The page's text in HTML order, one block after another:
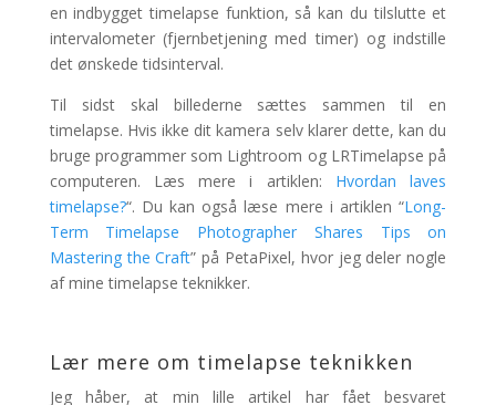
en indbygget timelapse funktion, så kan du tilslutte et
intervalometer (fjernbetjening med timer) og indstille
det ønskede tidsinterval.
Til sidst skal billederne sættes sammen til en
timelapse. Hvis ikke dit kamera selv klarer dette, kan du
bruge programmer som Lightroom og LRTimelapse på
computeren. Læs mere i artiklen: Hvordan laves
timelapse?“. Du kan også læse mere i artiklen “Long-
Term Timelapse Photographer Shares Tips on
Mastering the Craft” på PetaPixel, hvor jeg deler nogle
af mine timelapse teknikker.
Lær mere om timelapse teknikken
Jeg håber, at min lille artikel har fået besvaret